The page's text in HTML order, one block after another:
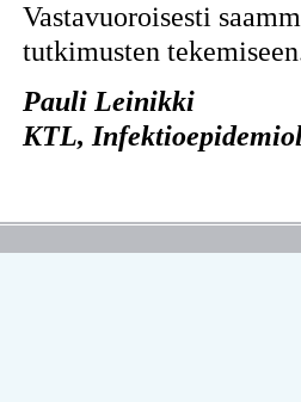
Vastavuoroisesti
tutkimusten
Pauli Leinikki
KTL,